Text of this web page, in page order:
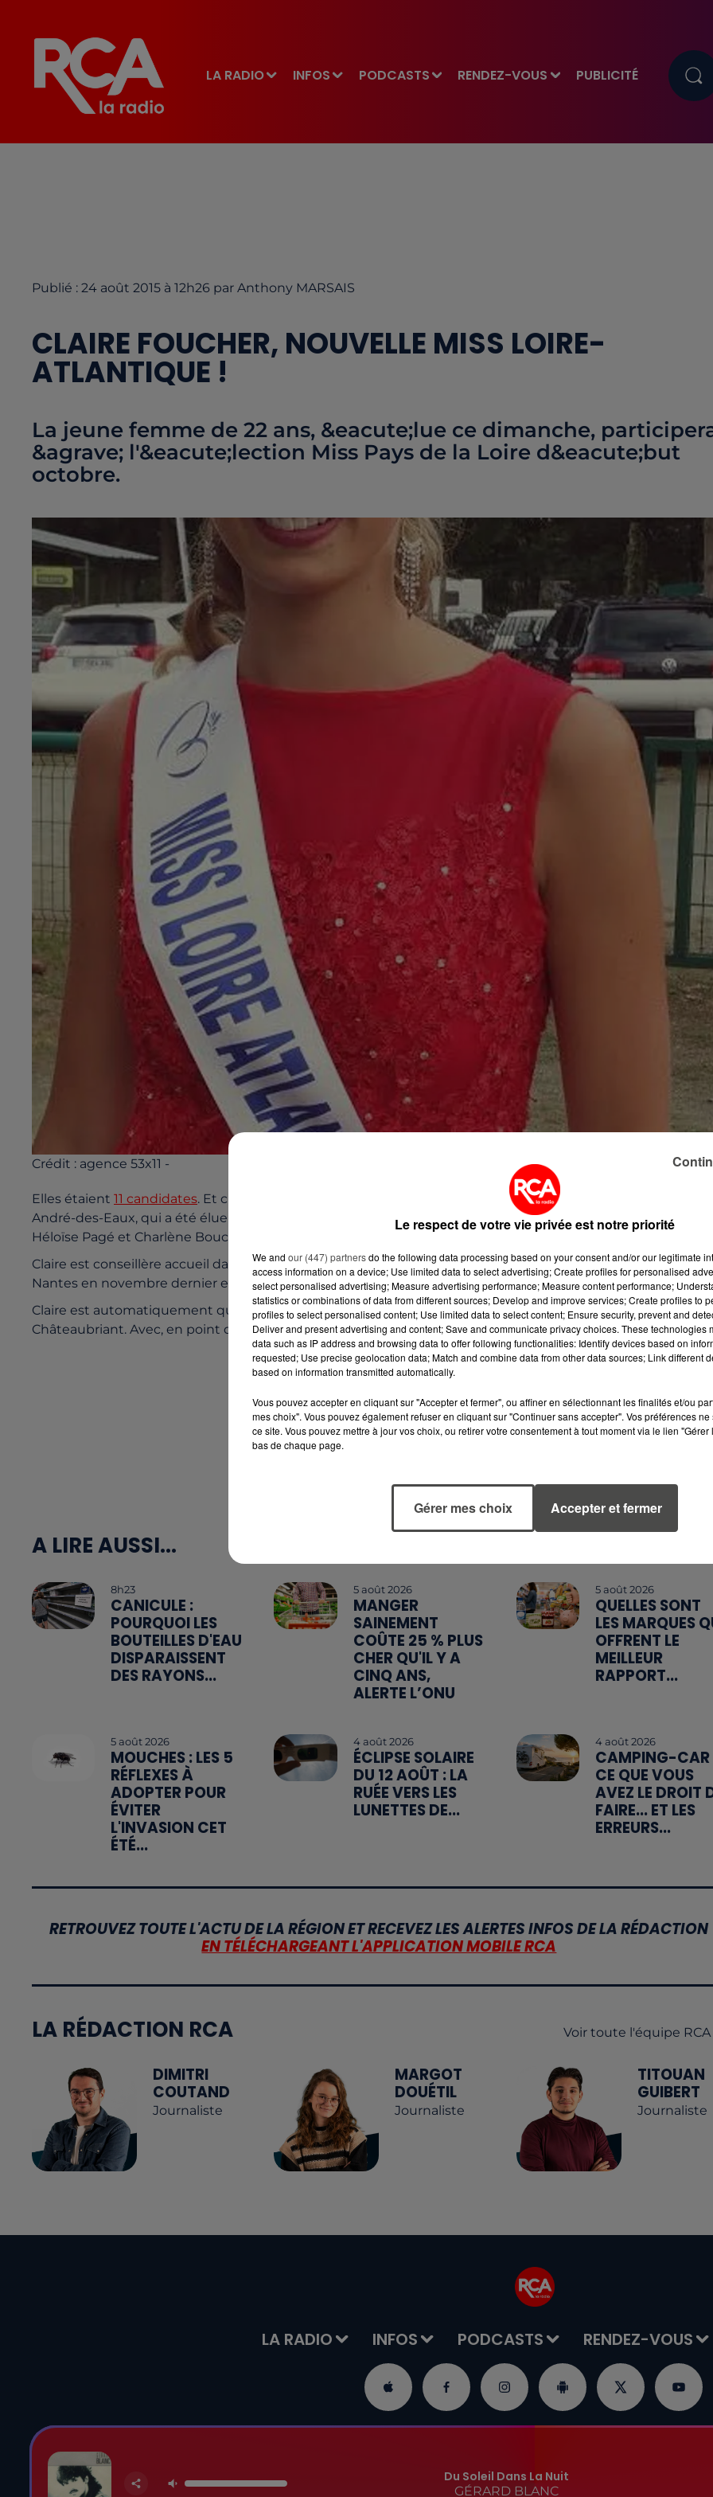
LA RADIO INFOS PODCASTS RENDEZ-VOUS PUBLICITÉ
Publié : 24 août 2015 à 12h26 par Anthony MARSAIS
CLAIRE FOUCHER, NOUVELLE MISS LOIRE-
ATLANTIQUE !
La jeune femme de 22 ans, &eacute;lue ce dimanche,
&agrave; l'&eacute;lection Miss Pays de la Loire d&eacute;but
octobre.
Crédit : agence 53x11 -
Elles étaient 11 candidates. Et c’est finalement la plus grande (1m80), Claire Foucher, originaire de Saint-
André-des-Eaux, qui a été élue Miss Loire-Atlantique 2015 ce dimanche à Blain. Ses deux dauphines sont
Héloïse Pagé et Charlène Bouchet.
Claire est conseillère accueil dans une banque. Elle avait déjà terminé 1ère dauphine de l’élection Miss
Nantes en novembre dernier et 2ème dauphine Miss Cap Atlantique en février à la Baule.
Claire est automatiquement qualifiée pour participer à l’élection Miss Pays de la Loire le 2 octobre à
Châteaubriant. Avec, en point de mire, le titre de Miss France 2016, décerné le 19 décembre à Lille…
A LIRE AUSSI...
8h23
CANICULE :
POURQUOI LES
BOUTEILLES D'EAU
DISPARAISSENT
DES RAYONS...
5 août 2026
MANGER
SAINEMENT
COÛTE 25 % PLUS
CHER QU'IL Y A
CINQ ANS,
ALERTE L’ONU
5 août 2026
QUELLES SONT
LES MARQUES
OFFRENT LE
MEILLEUR
RAPPORT...
5 août 2026
MOUCHES : LES 5
RÉFLEXES À
ADOPTER POUR
ÉVITER
L'INVASION CET
ÉTÉ...
4 août 2026
ÉCLIPSE SOLAIRE
DU 12 AOÛT : LA
RUÉE VERS LES
LUNETTES DE...
4 août 2026
CAMPING-CAR
CE QUE VOUS
AVEZ LE DROIT
FAIRE... ET LES
ERREURS...
RETROUVEZ TOUTE L'ACTU DE LA RÉGION ET RECEVEZ LES ALERTES INFOS DE LA RÉDACTION
EN TÉLÉCHARGEANT L'APPLICATION MOBILE RCA
LA RÉDACTION RCA Voir toute l'équipe RCA
DIMITRI
COUTAND
Journaliste
MARGOT
DOUÉTIL
Journaliste
TITOUAN
GUIBERT
Journaliste
LA RADIO INFOS PODCASTS RENDEZ-VOUS
Du Soleil Dans La Nuit
GÉRARD BLANC
Le respect de votre vie privée est notre priorité
We and our (447) partnersdo the following data processing based on your consent and/or our legitimate
access information on a device; Use limited data to select advertising; Create profiles for personalised
select personalised advertising; Measure advertising performance; Measure content performance;
statistics or combinations of data from different sources; Develop and improve services; Create profiles to
profiles to select personalised content; Use limited data to select content; Ensure security, prevent and
Deliver and present advertising and content; Save and communicate privacy choices. These technologies
data such as IP address and browsing data to offer following functionalities: Identify devices based on
requested; Use precise geolocation data; Match and combine data from other data sources; Link different
based on information transmitted automatically.
Vous pouvez accepter en cliquant sur "Accepter et fermer", ou affiner en sélectionnant les finalités et/ou
mes choix". Vous pouvez également refuser en cliquant sur "Continuer sans accepter". Vos préférences
ce site. Vous pouvez mettre à jour vos choix, ou retirer votre consentement à tout moment via le lien
bas de chaque page.
Gérer mes choix Accepter et fermer